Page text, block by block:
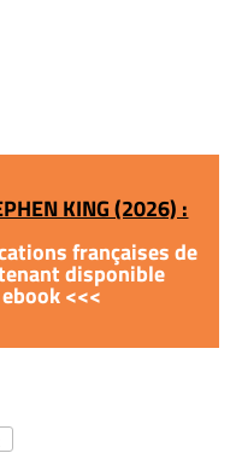
KING (2026) :
françaises de
disponible
<<<